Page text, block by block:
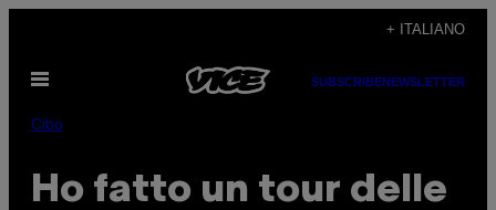
contenuto
+ ITALIANO
Apri
SUBSCRIBENEWSLETTER
Cibo
Ho fatto un tour delle